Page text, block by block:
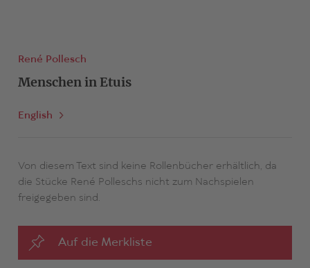
René Pollesch
Menschen in Etuis
English
Von diesem Text sind keine Rollenbücher erhältlich, da
die Stücke René Polleschs nicht zum Nachspielen
freigegeben sind.
Auf die Merkliste